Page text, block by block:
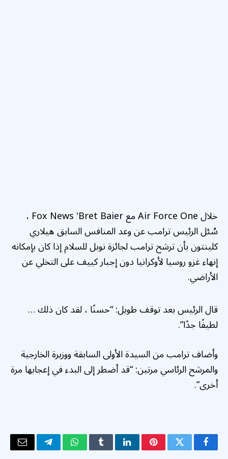
خلال Air Force One مع Fox News 'Bret Baier ،
سُئل الرئيس ترامب عن وعد المنافس السابق هيلاري
كلينتون بأن ترشح ترامب لجائزة نوبل للسلام إذا كان بإمكانه
إنهاء غزو روسيا لأوكرانيا دون إجبار كييف على التخلي عن
الأراضي.
قال الرئيس بعد توقف طويل: “حسنًا ، لقد كان ذلك …
لطيفًا جدًا”.
وأضاف ترامب من السيدة الأولى السابقة ووزيرة الخارجية
والمرشح الرئاسي مرتين: “قد أضطر إلى البدء في إعجابها مرة
أخرى”.
فيسبوكتويتر بينتيريستلينكدإنTumblrواتسابتيلقرامالبريد